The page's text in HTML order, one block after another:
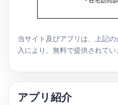
当サイト及びアプリは、上記
入により、無料で提供されてい
アプリ紹介